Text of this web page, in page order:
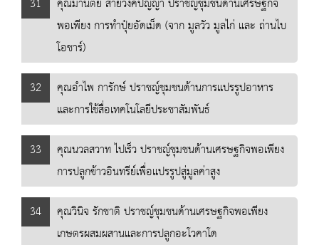
พอเพียง การทำปุ๋ยอัดเม็ด (จาก มูลวัว มูลไก่ และ ถ่านไบ
โอชาร์)
32
คุณอำไพ การักษ์ ปราชญ์ชุมชนด้านการแปรรูปอาหาร
และการใช้สื่อเทคโนโลยีประชาสัมพันธ์
33
คุณนวลสวาท ไปเร็ว ปราชญ์ชุมชนด้านเศรษฐกิจพอเพียง
การปลูกข้าวอินทรีย์เพื่อแปรรูปสู่มูลค่าสูง
34
คุณวินิจ รักชาติ ปราชญ์ชุมชนด้านเศรษฐกิจพอเพียง
เกษตรผสมผสานและการปลูกอะโวคาโด